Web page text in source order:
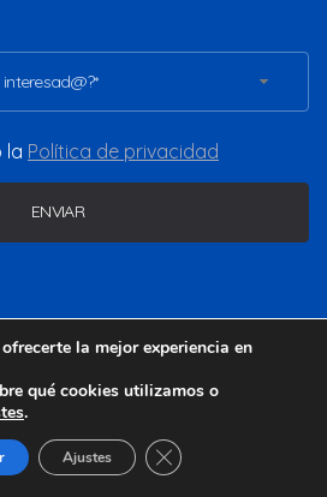
la Política de privacidad
privacidad Política de cookies
la mejor experiencia en
qué cookies utilizamos o
.
Ajustes Cerrar el banner de